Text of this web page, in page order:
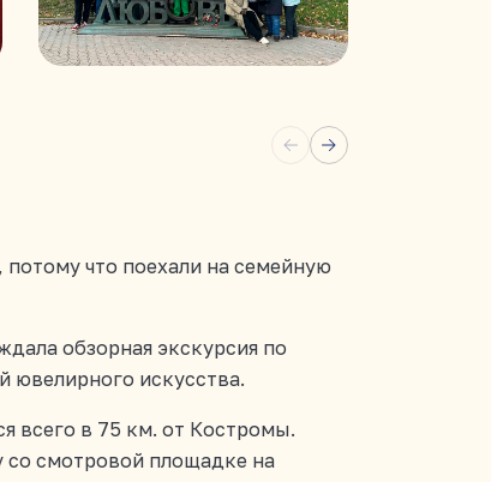
что поехали на семейную
обзорная экскурсия по
ювелирного искусства.
всего в 75 км. от Костромы.
со смотровой площадке на